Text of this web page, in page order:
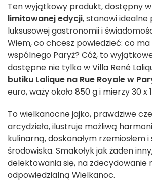
Ten wyjątkowy produkt, dostępny w
limitowanej edycji, stanowi idealne
luksusowej gastronomii i
Wiem, co chcesz powiedzieć: co
wspólnego Paryż? Cóż, to
dostępne nie tylko w Villa René
butiku Lalique na Rue Royale w
euro, waży około 850 g i mierzy 30 x
To wielkanocne jajko, prawdziwe
arcydzieło, ilustruje możliwą
kulinarną, doskonałym rzemiosłem
środowiska. Smakołyk jak żaden
delektowania się, na zdecydowanie
odpowiedzialną Wielkanoc.